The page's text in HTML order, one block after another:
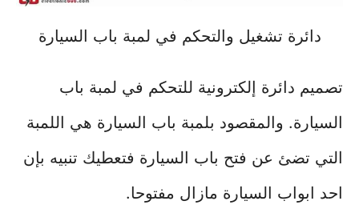
دائرة تشغيل والتحكم في لمبة باب السيارة
تصميم دائرة إلكترونية للتحكم في لمبة باب
السيارة. والمقصود بلمبة باب السيارة هي اللمبة
التي تضئ عن فتح باب السيارة فتعطيك تنبيه بإن
احد ابواب السيارة مازال مفتوحا.